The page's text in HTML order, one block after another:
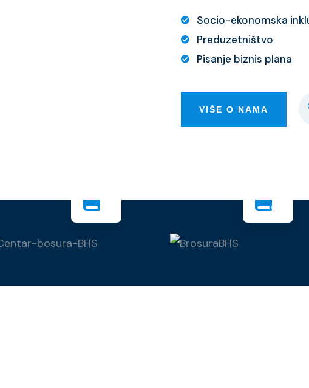
Socio-ekonomska
Preduzetništvo
Pisanje biznis plana
VIŠE O NAMA